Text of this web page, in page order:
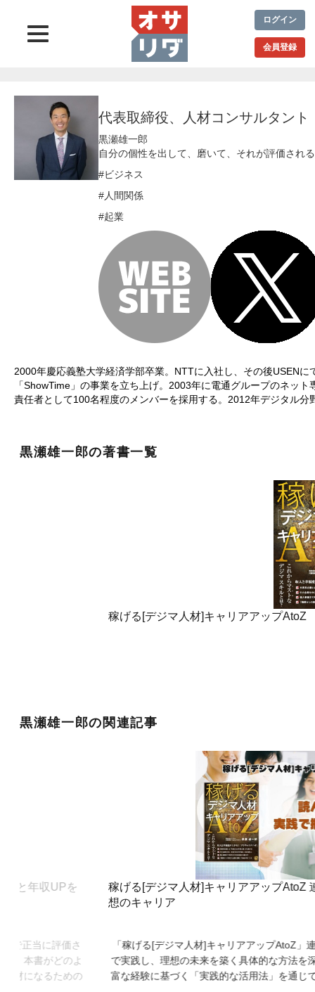
ログイン
会員登録
代表取締役、人材コンサルタント
黒瀬雄一郎
自分の個性を出して、磨いて、それが評価され
#ビジネス
#人間関係
#起業
2000年慶応義塾大学経済学部卒業。NTTに入社し、その後USEN
「ShowTime」の事業を立ち上げ。2003年に電通グループのネッ
責任者として100名程度のメンバーを採用する。2012年デジタル
黒瀬雄一郎の著書一覧
稼げる[デジマ人材]キャリアアップAtoZ
黒瀬雄一郎の関連記事
連載Vol.5：読んだ後の未来！実践で掴む理
連載最終回では、本書の知識をあなたのキャリア
深掘りします。単なる理論書ではなく、著者の豊
て、高収入と充実した働き方を両立させる「稼げ
稼げる[デ
デジタルマ
張っても報
疑問に、「